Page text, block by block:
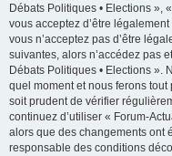
Débats Politiques • Elections »,
vous acceptez d’être
vous n’acceptez pas d’être
suivantes, alors n’accédez pas
Débats Politiques • Elections ».
quel moment et nous ferons tout
soit prudent de vérifier
continuez d’utiliser « Forum-
alors que des changements ont
responsable des conditions